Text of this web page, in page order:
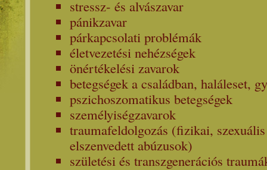
stressz- és alvászavar
pánikzavar
párkapcsolati problémák
életvezetési nehézségek
önértékelési zavarok
betegségek a családban, haláleset,
pszichoszomatikus betegségek
személyiségzavarok
traumafeldolgozás (fizikai,
elszenvedett abúzusok)
születési és transzgenerációs